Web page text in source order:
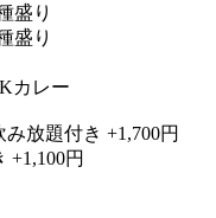
盛り
盛り
カレー
放題付き +1,700円
円